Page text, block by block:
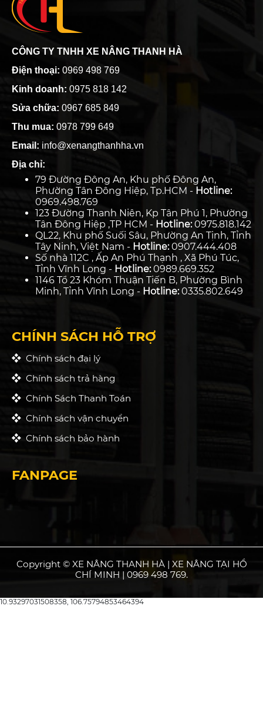
CÔNG TY TNHH XE NÂNG THANH HÀ
Điện thoại: 0969 498 769
Kinh doanh: 0975 818 142
Sửa chữa: 0967 685 849
Thu mua: 0978 799 649
Email: info@xenangthanhha.vn
Địa chỉ:
79 Đường Đông An, Khu phố Đông An,
Phường Tân Đông Hiệp, Tp.HCM - Hotline:
0969.498.769
123 Đường Thanh Niên, Kp Tân Phú 1, Phường
Tân Đông Hiệp ,TP HCM - Hotline:0975.818.142
QL22, Khu phố Suối Sâu, Phường An Tịnh, Tỉnh
Tây Ninh, Việt Nam - Hotline:0907.444.408
Số nhà 112C , Ấp An Phú Thạnh , Xã Phú Túc,
Tỉnh Vĩnh Long - Hotline:0989.669.352
1146 Tổ 23 Khóm Thuận Tiến B, Phường Bình
Minh, Tỉnh Vĩnh Long - Hotline:0335.802.649
CHÍNH SÁCH HỖ TRỢ
Chính sách đại lý
Chính sách trả hàng
Chính Sách Thanh Toán
Chính sách vận chuyển
Chính sách bảo hành
FANPAGE
Copyright © XE NÂNG THANH HÀ | XE NÂNG TẠI HỒ
CHÍ MINH | 0969 498 769.
10.93297031508358, 106.75794853464394